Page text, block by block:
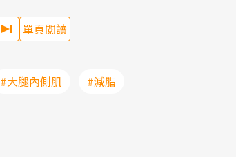
單頁閱讀
#大腿內側肌 #減脂